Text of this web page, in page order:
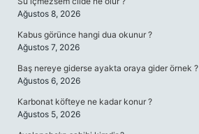
Ağustos 8, 2026
Kabus görünce hangi dua okunur ?
Ağustos 7, 2026
Baş nereye giderse ayakta oraya gider örnek ?
Ağustos 6, 2026
Karbonat köfteye ne kadar konur ?
Ağustos 5, 2026